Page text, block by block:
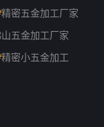
精密五金加工厂家
五金加工厂家
精密小五金加工